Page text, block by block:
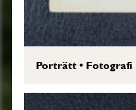
Porträtt• Fotografi